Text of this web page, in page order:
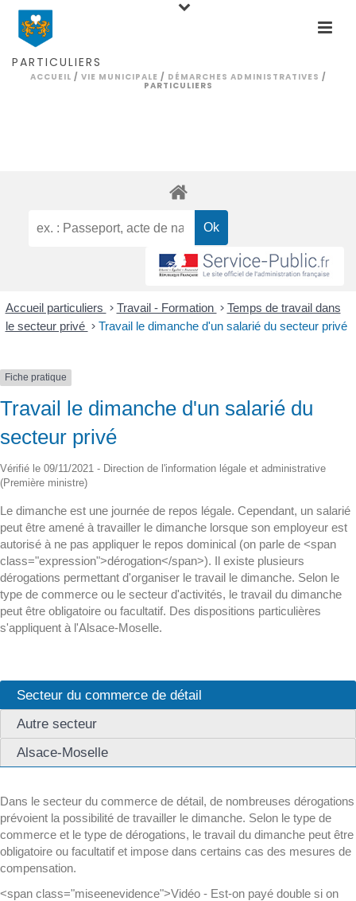
PARTICULIERS
ACCUEIL / VIE MUNICIPALE / DÉMARCHES ADMINISTRATIVES /
PARTICULIERS
Accueil particuliers > Travail - Formation > Temps de travail dans
le secteur privé > Travail le dimanche d'un salarié du secteur privé
Fiche pratique
Travail le dimanche d'un salarié du
secteur privé
Vérifié le 09/11/2021 - Direction de l'information légale et administrative
(Première ministre)
Le dimanche est une journée de repos légale. Cependant, un salarié
peut être amené à travailler le dimanche lorsque son employeur est
autorisé à ne pas appliquer le repos dominical (on parle de <span
class="expression">dérogation</span>). Il existe plusieurs
dérogations permettant d'organiser le travail le dimanche. Selon le
type de commerce ou le secteur d'activités, le travail du dimanche
peut être obligatoire ou facultatif. Des dispositions particulières
s'appliquent à l'Alsace-Moselle.
Secteur du commerce de détail
Autre secteur
Alsace-Moselle
Dans le secteur du commerce de détail, de nombreuses dérogations
prévoient la possibilité de travailler le dimanche. Selon le type de
commerce et le type de dérogations, le travail du dimanche peut être
obligatoire ou facultatif et impose dans certains cas des mesures de
compensation.
<span class="miseenevidence">Vidéo - Est-on payé double si on